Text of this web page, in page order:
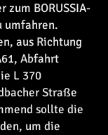
BORUSSIA-
umfahren.
aus Richtung
Abfahrt
L 370
Straße
sollte die
um die